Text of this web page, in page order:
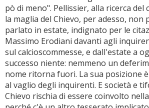
pò di meno". Pellissier, alla ricerca del
la maglia del Chievo, per adesso, non
parlato in estate, indignato per le
Massimo Erodiani davanti agli
sul calcioscommesse, e dall'estate a
successo niente: nemmeno un
nome ritorna fuori. La sua posizione
al vaglio degli inquirenti. E società e
Chievo rischia di essere coinvolto